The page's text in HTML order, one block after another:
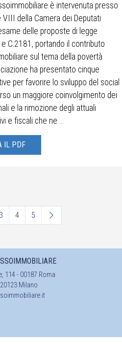
è intervenuta presso
VIII della Camera dei Deputati
delle proposte di legge
C.2181, portando il contributo
sul tema della povertà
ha presentato cinque
per favorire lo sviluppo del social
un maggiore coinvolgimento dei
e la rimozione degli attuali
e fiscali che ne ...
IL PDF
3 4 5
114 - 00187 Roma
Milano